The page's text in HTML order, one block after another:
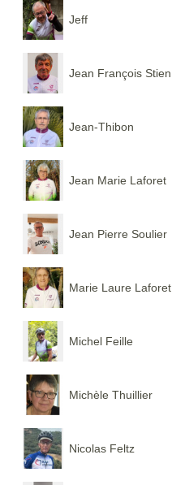
Jeff
Jean François Stien
Jean-Thibon
Jean Marie Laforet
Jean Pierre Soulier
Marie Laure Laforet
Michel Feille
Michèle Thuillier
Nicolas Feltz